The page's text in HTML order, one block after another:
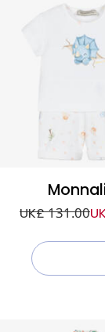
UK£ 131.00